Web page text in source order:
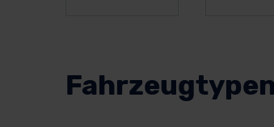
Fahrzeugtypen